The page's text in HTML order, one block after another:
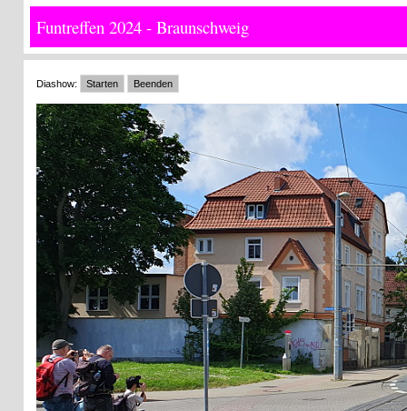
Funtreffen 2024 - Braunschweig
Diashow: Starten Beenden